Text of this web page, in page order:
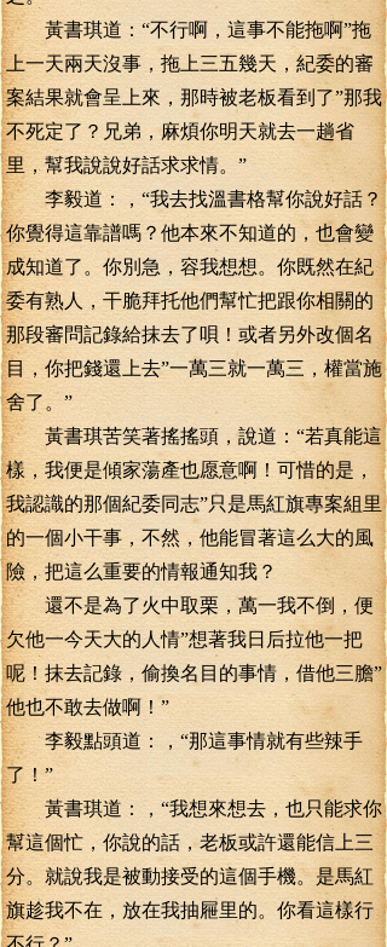
黃書琪道：“不行啊，這事不能拖啊”拖
上一天兩天沒事，拖上三五幾天，紀委的審
案結果就會呈上來，那時被老板看到了”那我
不死定了？兄弟，麻煩你明天就去一趟省
里，幫我說說好話求求情。”
李毅道：，“我去找溫書格幫你說好話？
你覺得這靠譜嗎？他本來不知道的，也會變
成知道了。你別急，容我想想。你既然在紀
委有熟人，干脆拜托他們幫忙把跟你相關的
那段審問記錄給抹去了唄！或者另外改個名
目，你把錢還上去”一萬三就一萬三，權當施
舍了。”
黃書琪苦笑著搖搖頭，說道：“若真能這
樣，我便是傾家蕩產也愿意啊！可惜的是，
我認識的那個紀委同志”只是馬紅旗專案組里
的一個小干事，不然，他能冒著這么大的風
險，把這么重要的情報通知我？
還不是為了火中取栗，萬一我不倒，便
欠他一今天大的人情”想著我日后拉他一把
呢！抹去記錄，偷換名目的事情，借他三膽”
他也不敢去做啊！”
李毅點頭道：，“那這事情就有些辣手
了！”
黃書琪道：，“我想來想去，也只能求你
幫這個忙，你說的話，老板或許還能信上三
分。就說我是被動接受的這個手機。是馬紅
旗趁我不在，放在我抽屜里的。你看這樣行